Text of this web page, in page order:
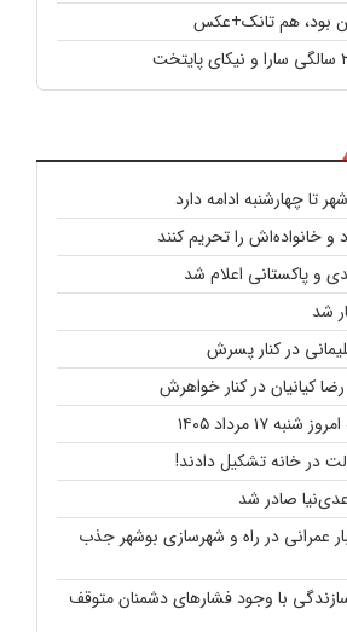
بود، هم تانک+عکس
تا چهارشنبه ادامه دارد
و خانواده‌اش را تحریم کنند
و پاکستانی اعلام شد
شد
در کنار پسرش
کیانیان در کنار خواهرش
۱۷ مرداد ۱۴۰۵
در خانه تشکیل دادند!
صادر شد
اعتبار عمرانی در راه و شهرسازی بوشهر جذب
با وجود فشارهای دشمنان متوقف